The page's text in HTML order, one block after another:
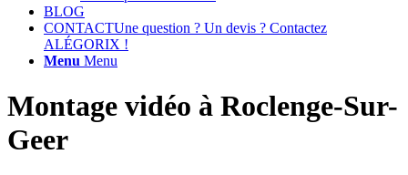
BLOG
CONTACTUne question ? Un devis ? Contactez
ALÉGORIX !
Menu Menu
Montage vidéo à Roclenge-Sur-
Geer